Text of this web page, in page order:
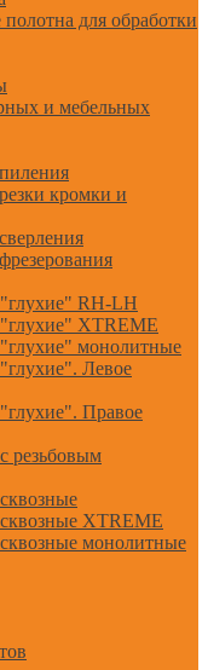
для обработки
и мебельных
кромки и
RH-LH
XTREME
монолитные
Левое
Правое
резьбовым
XTREME
монолитные